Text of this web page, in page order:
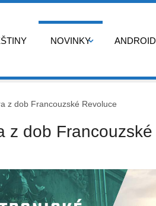
NOVINKY ANDROID
z dob Francouzské Revoluce
z dob Francouzské